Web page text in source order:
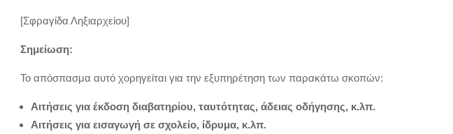
[Σφραγίδα Ληξιαρχείου]
Σημείωση:
Το απόσπασμα αυτό χορηγείται για την εξυπηρέτηση των παρακάτω σκοπών:
Αιτήσεις για έκδοση διαβατηρίου, ταυτότητας, άδειας οδήγησης, κ.λπ.
Αιτήσεις για εισαγωγή σε σχολείο, ίδρυμα, κ.λπ.